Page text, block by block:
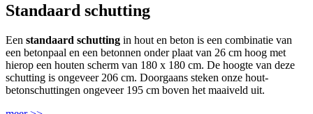
Standaard schutting
Een standaard schutting in hout en beton is een combinatie van
een betonpaal en een betonnen onder plaat van 26 cm hoog met
hierop een houten scherm van 180 x 180 cm. De hoogte van deze
schutting is ongeveer 206 cm. Doorgaans steken onze hout-
betonschuttingen ongeveer 195 cm boven het maaiveld uit.